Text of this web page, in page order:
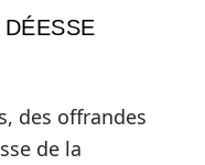
des offrandes
de la